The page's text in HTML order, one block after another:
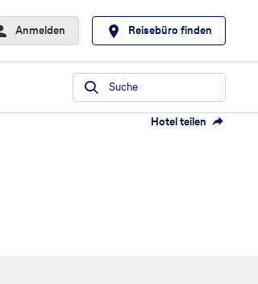
Anmelden Reisebüro finden
Suche
Hotel teilen